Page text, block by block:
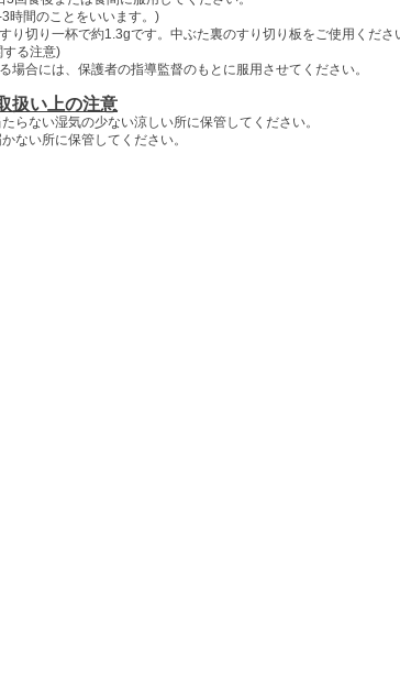
時間のことをいいます。)
り切り一杯で約1.3gです。中ぶた裏のすり切り板をご使用くださ
る注意)
場合には、保護者の指導監督のもとに服用させてください。
扱い上の注意
らない湿気の少ない涼しい所に保管してください。
ない所に保管してください。